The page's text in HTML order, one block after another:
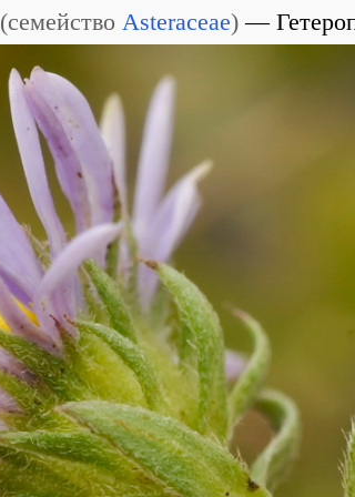
(семейство Asteraceae)